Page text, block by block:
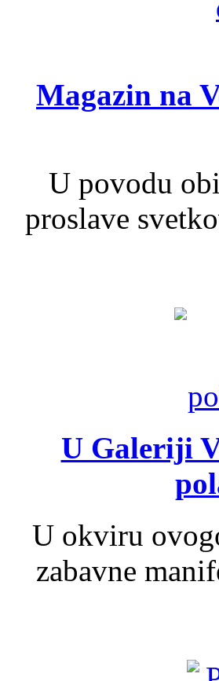
Magazin na
U povodu
proslave
U Galeriji
U okviru
zabavne